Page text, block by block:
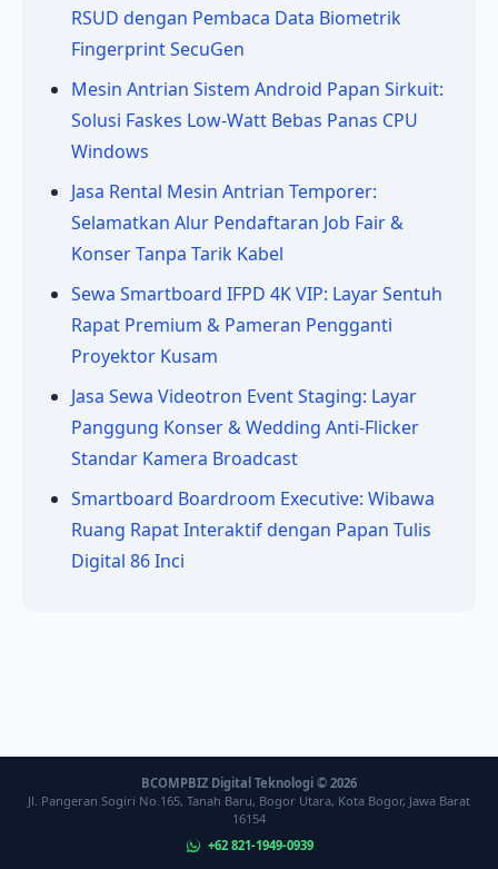
RSUD dengan Pembaca Data Biometrik
Fingerprint SecuGen
Mesin Antrian Sistem Android Papan Sirkuit:
Solusi Faskes Low-Watt Bebas Panas CPU
Windows
Jasa Rental Mesin Antrian Temporer:
Selamatkan Alur Pendaftaran Job Fair &
Konser Tanpa Tarik Kabel
Sewa Smartboard IFPD 4K VIP: Layar Sentuh
Rapat Premium & Pameran Pengganti
Proyektor Kusam
Jasa Sewa Videotron Event Staging: Layar
Panggung Konser & Wedding Anti-Flicker
Standar Kamera Broadcast
Smartboard Boardroom Executive: Wibawa
Ruang Rapat Interaktif dengan Papan Tulis
Digital 86 Inci
BCOMPBIZ Digital Teknologi © 2026
Jl. Pangeran Sogiri No.165, Tanah Baru, Bogor Utara, Kota Bogor, Jawa Barat
16154
+62 821-1949-0939